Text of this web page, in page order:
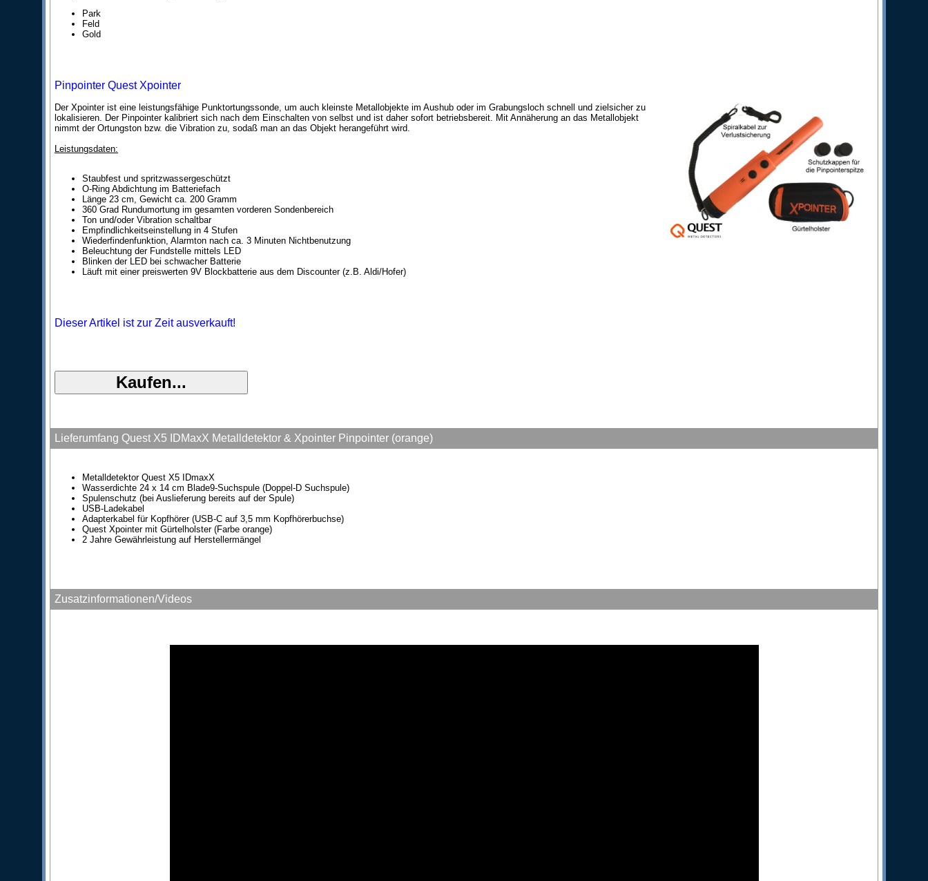
Park
Feld
Gold
Pinpointer Quest Xpointer
Der Xpointer ist eine leistungsfähige Punktortungssonde, um auch kleinste Metallobjekte im Aushub oder im Grabungsloch schnell und zielsicher zu
lokalisieren. Der Pinpointer kalibriert sich nach dem Einschalten von selbst und ist daher sofort betriebsbereit. Mit Annäherung an das Metallobjekt
nimmt der Ortungston bzw. die Vibration zu, sodaß man an das Objekt herangeführt wird.
Leistungsdaten:
Staubfest und spritzwassergeschützt
O-Ring Abdichtung im Batteriefach
Länge 23 cm, Gewicht ca. 200 Gramm
360 Grad Rundumortung im gesamten vorderen Sondenbereich
Ton und/oder Vibration schaltbar
Empfindlichkeitseinstellung in 4 Stufen
Wiederfindenfunktion, Alarmton nach ca. 3 Minuten Nichtbenutzung
Beleuchtung der Fundstelle mittels LED
Blinken der LED bei schwacher Batterie
Läuft mit einer preiswerten 9V Blockbatterie aus dem Discounter (z.B. Aldi/Hofer)
Dieser Artikel ist zur Zeit ausverkauft!
Lieferumfang Quest X5 IDMaxX Metalldetektor & Xpointer Pinpointer (orange)
Metalldetektor Quest X5 IDmaxX
Wasserdichte 24 x 14 cm Blade9-Suchspule (Doppel-D Suchspule)
Spulenschutz (bei Auslieferung bereits auf der Spule)
USB-Ladekabel
Adapterkabel für Kopfhörer (USB-C auf 3,5 mm Kopfhörerbuchse)
Quest Xpointer mit Gürtelholster (Farbe orange)
2 Jahre Gewährleistung auf Herstellermängel
Zusatzinformationen/Videos